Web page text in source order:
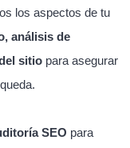
los aspectos de tu
análisis de
sitio para asegurar
SEO para